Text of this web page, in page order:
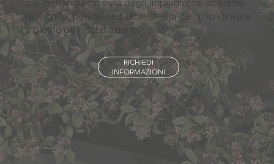
realizzato, perché la qualità di una casa non finisce
il giorno dell'installazione.
RICHIEDI
INFORMAZIONI